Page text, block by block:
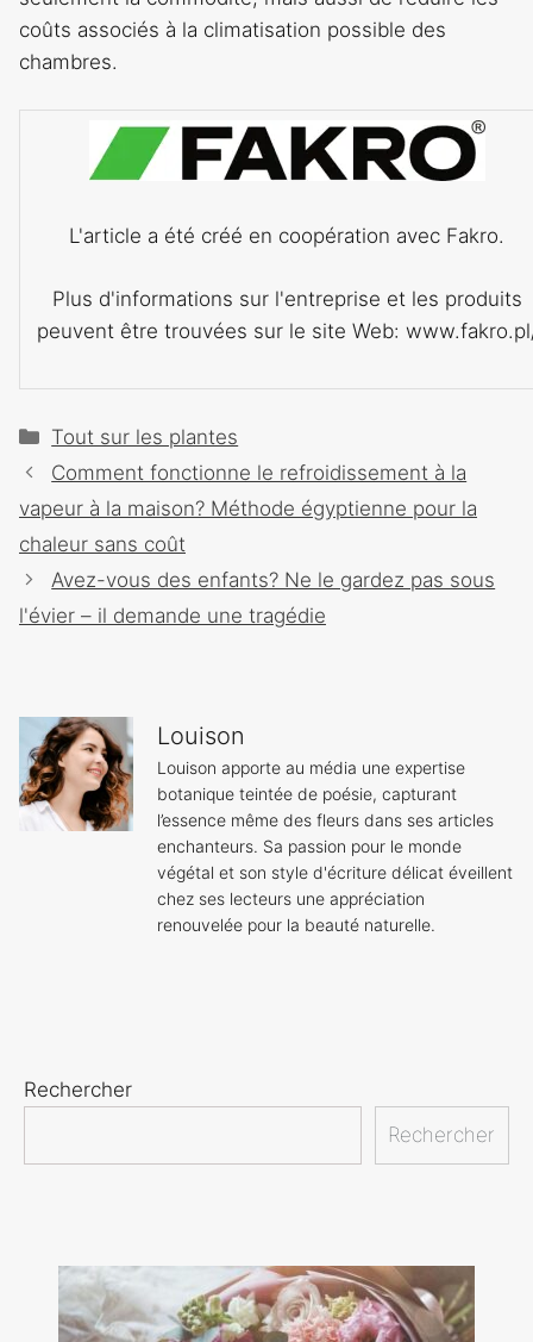
coûts associés à la climatisation possible des
chambres.
L'article a été créé en coopération avec Fakro.
Plus d'informations sur l'entreprise et les produits
peuvent être trouvées sur le site Web:
Catégories
Tout sur les plantes
Navigation
des
articles
Comment fonctionne le refroidissement à la
vapeur à la maison? Méthode égyptienne pour la
chaleur sans coût
Avez-vous des enfants? Ne le gardez pas sous
l'évier – il demande une tragédie
Louison
Louison apporte au média une expertise
botanique teintée de poésie, capturant
l’essence même des fleurs dans ses articles
enchanteurs. Sa passion pour le monde
végétal et son style d'écriture délicat éveillent
chez ses lecteurs une appréciation
renouvelée pour la beauté naturelle.
Rechercher
Rechercher